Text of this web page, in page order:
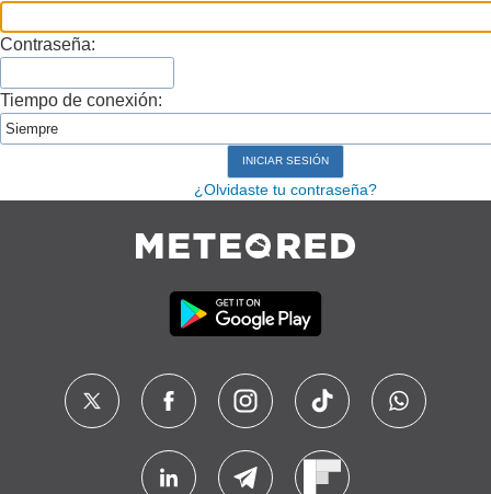
Contraseña:
Tiempo de conexión:
¿Olvidaste tu contraseña?